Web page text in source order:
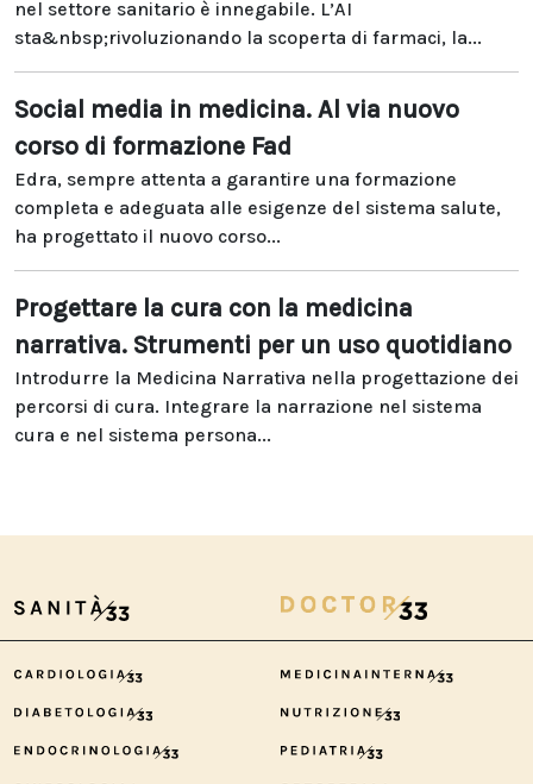
nel settore sanitario è innegabile. L’AI
sta&nbsp;rivoluzionando la scoperta di farmaci, la...
Social media in medicina. Al via nuovo
corso di formazione Fad
Edra, sempre attenta a garantire una formazione
completa e adeguata alle esigenze del sistema salute,
ha progettato il nuovo corso...
Progettare la cura con la medicina
narrativa. Strumenti per un uso quotidiano
Introdurre la Medicina Narrativa nella progettazione dei
percorsi di cura. Integrare la narrazione nel sistema
cura e nel sistema persona...